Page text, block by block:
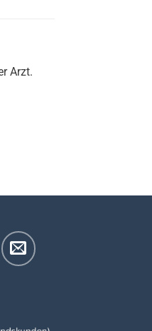
Arzt.